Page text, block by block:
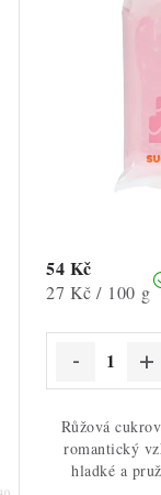
54 Kč
Měrná
27 Kč / 100 g
Růžová
romantický
hladké a